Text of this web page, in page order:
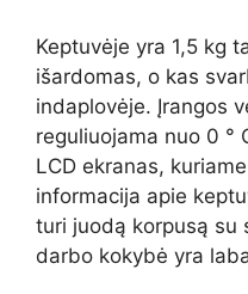
Keptuvėje yra 1,5 kg
išardomas, o kas
indaplovėje. Įrangos
reguliuojama nuo 0 °
LCD ekranas,
informacija apie
turi juodą korpusą su
darbo kokybė yra